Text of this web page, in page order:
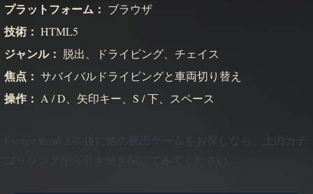
プラットフォーム： ブラウザ
技術： HTML5
ジャンル： 脱出、ドライビング、チェイス
焦点： サバイバルドライビングと車両切り替え
操作： A / D、矢印キー、S / 下、スペース
Escape Road 2 の後に他の脱出ゲームをお探しなら、上のカテ
ゴリリンクから引き続き探してみてください。